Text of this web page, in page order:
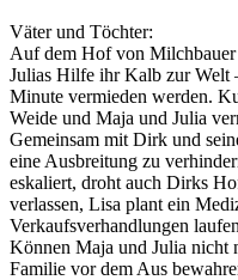
Väter und Töchter:
Auf dem Hof von
Julias Hilfe ihr Kalb zur Welt
Minute vermieden werden.
Weide und Maja und Julia
Gemeinsam mit Dirk und
eine Ausbreitung zu
eskaliert, droht auch Dirks
verlassen, Lisa plant ein
Verkaufsverhandlungen
Können Maja und Julia nicht
Familie vor dem Aus